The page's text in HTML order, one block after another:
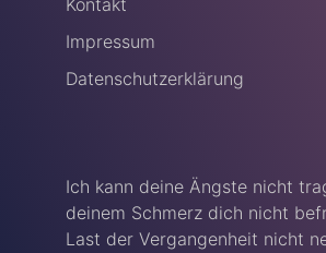
Kontakt
Impressum
Datenschutzerklärung
Ich kann deine Ängste nicht
deinem Schmerz dich nicht
Last der Vergangenheit nicht